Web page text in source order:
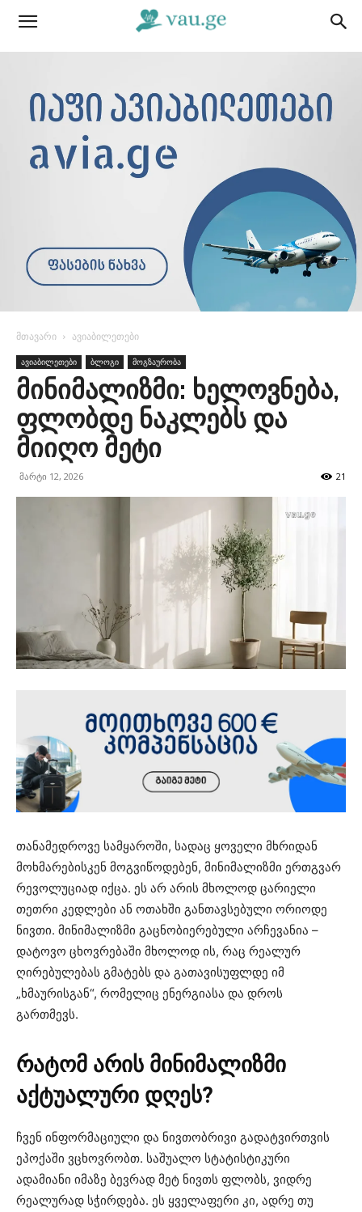
მთავარი ავიაბილეთები
ავიაბილეთები ბლოგი მოგზაურობა
მინიმალიზმი: ხელოვნება,
ფლობდე ნაკლებს და
მიიღო მეტი
მარტი 12, 2026 21
თანამედროვე სამყაროში, სადაც ყოველი მხრიდან
მოხმარებისკენ მოგვიწოდებენ, მინიმალიზმი ერთგვარ
რევოლუციად იქცა. ეს არ არის მხოლოდ ცარიელი
თეთრი კედლები ან ოთახში განთავსებული ორიოდე
ნივთი. მინიმალიზმი გაცნობიერებული არჩევანია –
დატოვო ცხოვრებაში მხოლოდ ის, რაც რეალურ
ღირებულებას გმატებს და გათავისუფლდე იმ
„ხმაურისგან“, რომელიც ენერგიასა და დროს
გართმევს.
რატომ არის მინიმალიზმი
აქტუალური დღეს?
ჩვენ ინფორმაციული და ნივთობრივი გადატვირთვის
ეპოქაში ვცხოვრობთ. საშუალო სტატისტიკური
ადამიანი იმაზე ბევრად მეტ ნივთს ფლობს, ვიდრე
რეალურად სჭირდება. ეს ყველაფერი კი, ადრე თუ